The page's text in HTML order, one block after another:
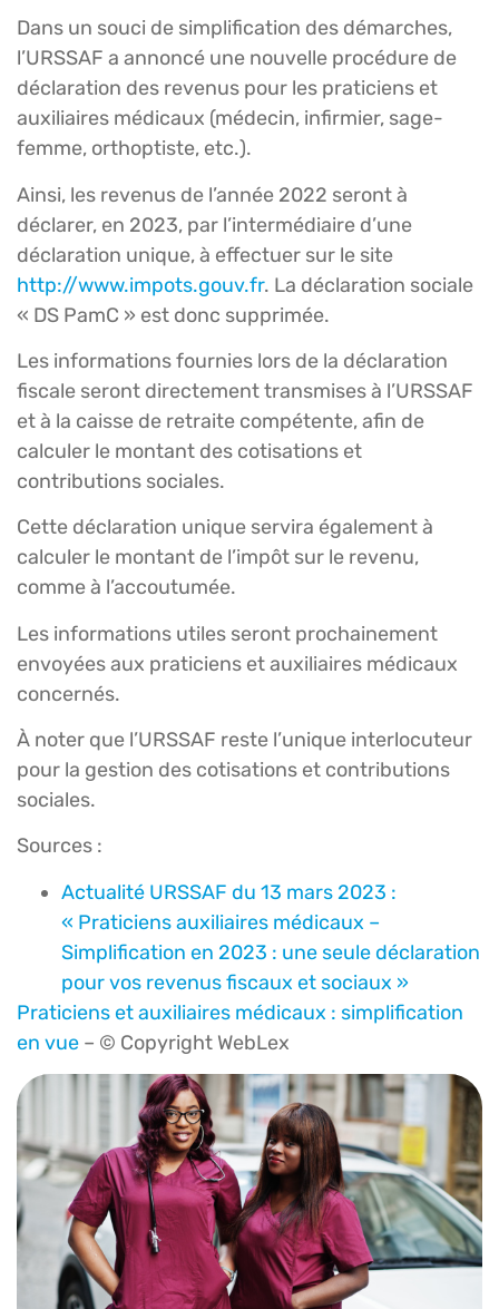
Dans un souci de simplification des démarches,
l’URSSAF a annoncé une nouvelle procédure de
déclaration des revenus pour les praticiens et
auxiliaires médicaux (médecin, infirmier, sage-
femme, orthoptiste, etc.).
Ainsi, les revenus de l’année 2022 seront à
déclarer, en 2023, par l’intermédiaire d’une
déclaration unique, à effectuer sur le site
http://www.impots.gouv.fr. La déclaration sociale
« DS PamC » est donc supprimée.
Les informations fournies lors de la déclaration
fiscale seront directement transmises à l’URSSAF
et à la caisse de retraite compétente, afin de
calculer le montant des cotisations et
contributions sociales.
Cette déclaration unique servira également à
calculer le montant de l’impôt sur le revenu,
comme à l’accoutumée.
Les informations utiles seront prochainement
envoyées aux praticiens et auxiliaires médicaux
concernés.
À noter que l’URSSAF reste l’unique interlocuteur
pour la gestion des cotisations et contributions
sociales.
Sources :
Actualité URSSAF du 13 mars 2023 :
« Praticiens auxiliaires médicaux –
Simplification en 2023 : une seule déclaration
pour vos revenus fiscaux et sociaux »
Praticiens et auxiliaires médicaux : simplification
en vue – © Copyright WebLex